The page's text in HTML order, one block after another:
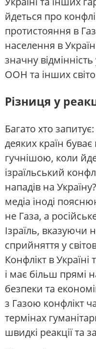
йдеться про
протистояння в
населення в
значну
ООН та інших
Різниця у
Багато хто
деяких країн
гучнішою, коли
ізраїльський
нападів на
медіа іноді
не Газа, а
Ізраїль, вказуючи
сприйняття у
Конфлікт в
і має більш прямі
безпеки та
з Газою конфлікт
термінах
швидкі реакції та